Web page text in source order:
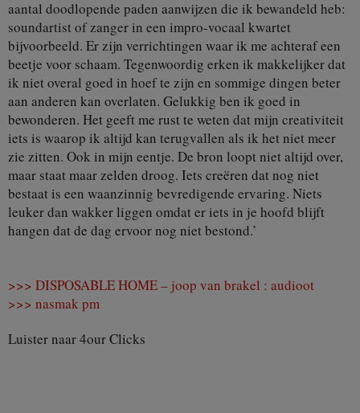
aantal doodlopende paden aanwijzen die ik bewandeld heb:
soundartist of zanger in een impro-vocaal kwartet
bijvoorbeeld. Er zijn verrichtingen waar ik me achteraf een
beetje voor schaam. Tegenwoordig erken ik makkelijker dat
ik niet overal goed in hoef te zijn en sommige dingen beter
aan anderen kan overlaten. Gelukkig ben ik goed in
bewonderen. Het geeft me rust te weten dat mijn creativiteit
iets is waarop ik altijd kan terugvallen als ik het niet meer
zie zitten. Ook in mijn eentje. De bron loopt niet altijd over,
maar staat maar zelden droog. Iets creëren dat nog niet
bestaat is een waanzinnig bevredigende ervaring. Niets
leuker dan wakker liggen omdat er iets in je hoofd blijft
hangen dat de dag ervoor nog niet bestond.’
>>> DISPOSABLE HOME – joop van brakel : audioot
>>> nasmak pm
Luister naar 4our Clicks